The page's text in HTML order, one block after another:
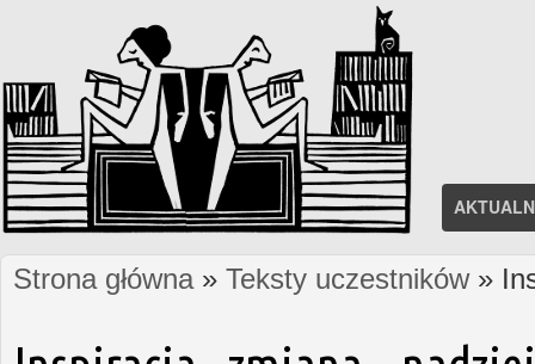
Jesteś tutaj
Strona główna» Teksty uczestników»